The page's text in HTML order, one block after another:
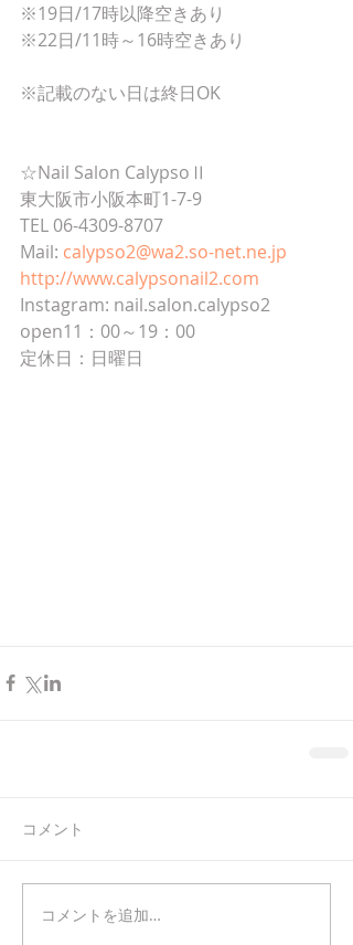
※19日/17時以降空きあり
※22日/11時～16時空きあり
※記載のない日は終日OK
☆Nail Salon CalypsoⅡ
東大阪市小阪本町1-7-9
TEL 06-4309-8707
Mail: calypso2@wa2.so-net.ne.jp
http://www.calypsonail2.com
Instagram: nail.salon.calypso2
open11：00～19：00
定休日：日曜日
コメント
コメントを追加…